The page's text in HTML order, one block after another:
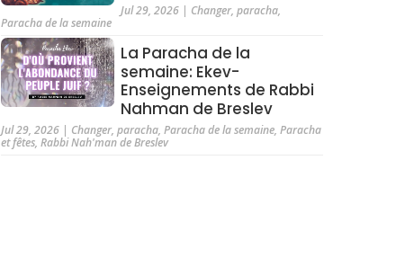
Jul 29, 2026| Changer, paracha,
Paracha de la semaine
La Paracha de la
semaine: Ekev-
Enseignements de Rabbi
Nahman de Breslev
Jul 29, 2026 | Changer,paracha,Paracha de la semaine,Paracha
et fêtes,Rabbi Nah'man de Breslev